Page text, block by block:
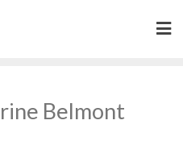
Belmont